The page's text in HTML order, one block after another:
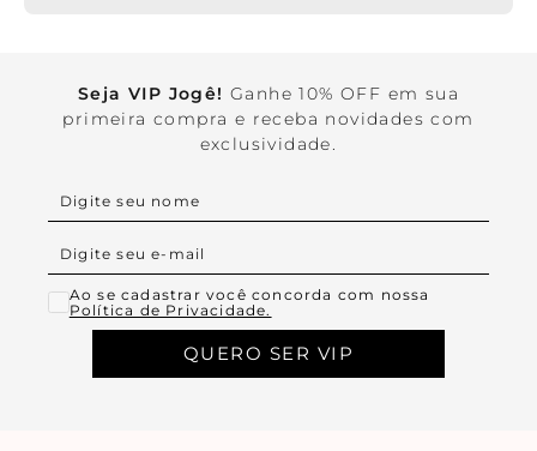
Seja VIP Jogê! Ganhe 10% OFF em sua
primeira compra e receba novidades com
exclusividade.
Ao se cadastrar você concorda com nossa
Política de Privacidade.
QUERO SER VIP